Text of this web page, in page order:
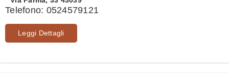
Telefono: 0524579121
Leggi Dettagli